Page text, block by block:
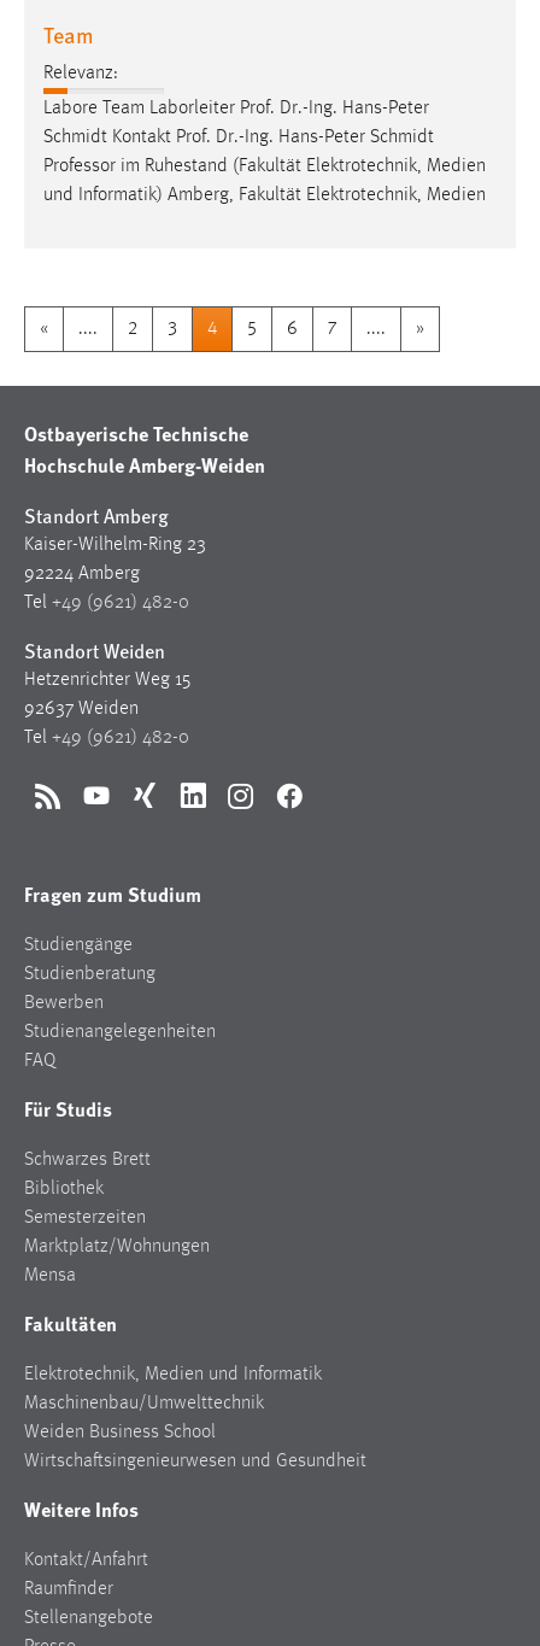
Team
Relevanz:
Labore Team Laborleiter Prof. Dr.-Ing. Hans-Peter
Schmidt Kontakt Prof. Dr.-Ing. Hans-Peter Schmidt
Professor im Ruhestand (Fakultät Elektrotechnik, Medien
und Informatik) Amberg, Fakultät Elektrotechnik, Medien
« .... 2 3 4 5 6 7 .... »
Ostbayerische Technische
Hochschule Amberg-Weiden
Standort Amberg
Kaiser-Wilhelm-Ring 23
92224 Amberg
Tel +49 (9621) 482-0
Standort Weiden
Hetzenrichter Weg 15
92637 Weiden
Tel +49 (9621) 482-0
RSS YouTubeXing LinkedInInstagramFacebook
Fragen zum Studium
Studiengänge
Studienberatung
Bewerben
Studienangelegenheiten
FAQ
Für Studis
Schwarzes Brett
Bibliothek
Semesterzeiten
Marktplatz/Wohnungen
Mensa
Fakultäten
Elektrotechnik, Medien und Informatik
Maschinenbau/Umwelttechnik
Weiden Business School
Wirtschaftsingenieurwesen und Gesundheit
Weitere Infos
Kontakt/Anfahrt
Raumfinder
Stellenangebote